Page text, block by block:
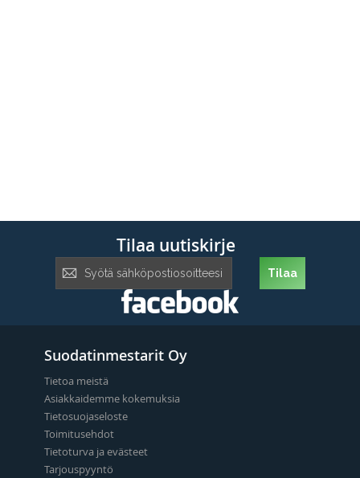
Tilaa uutiskirje
uutiskirje:
Tilaa
Suodatinmestarit Oy
Tietoa meistä
Asiakkaidemme kokemuksia
Tietosuojaseloste
Toimitusehdot
Tietoturva ja evästeet
Tarjouspyyntö